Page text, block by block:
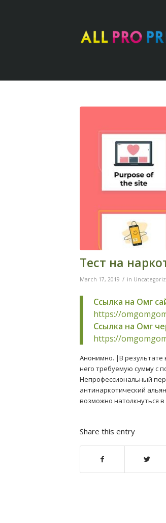
Тест на
March 17, 2019 / in
Ссылка на Омг
https://
Ссылка на Омг
https://
Анонимно. |В результате
него требуемую сумму с
Непрофессиональный
антинаркотический
возможно натолкнуться
Share this entry